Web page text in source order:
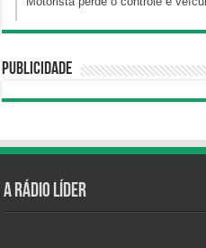
Publicidade
A Rádio Líder